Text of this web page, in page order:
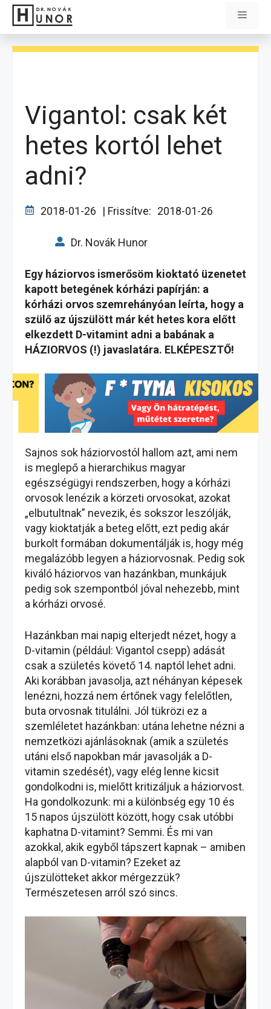
Kilépés
tartalomba
Menü
Vigantol: csak két
hetes kortól lehet
adni?
2018-01-26 | Frissítve: 2018-01-26
Dr. Novák Hunor
Egy háziorvos ismerősöm kioktató üzenetet
kapott betegének kórházi papírján: a
kórházi orvos szemrehányóan leírta, hogy a
szülő az újszülött már két hetes kora előtt
elkezdett D-vitamint adni a babának a
HÁZIORVOS (!) javaslatára. ELKÉPESZTŐ!
Sajnos sok háziorvostól hallom azt, ami nem
is meglepő a hierarchikus magyar
egészségügyi rendszerben, hogy a kórházi
orvosok lenézik a körzeti orvosokat, azokat
„elbutultnak” nevezik, és sokszor leszólják,
vagy kioktatják a beteg előtt, ezt pedig akár
burkolt formában dokumentálják is, hogy még
megalázóbb legyen a háziorvosnak. Pedig sok
kiváló háziorvos van hazánkban, munkájuk
pedig sok szempontból jóval nehezebb, mint
a kórházi orvosé.
Hazánkban mai napig elterjedt nézet, hogy a
D-vitamin (például: Vigantol csepp) adását
csak a születés követő 14. naptól lehet adni.
Aki korábban javasolja, azt néhányan képesek
lenézni, hozzá nem értőnek vagy felelőtlen,
buta orvosnak titulálni. Jól tükrözi ez a
szemléletet hazánkban: utána lehetne nézni a
nemzetközi ajánlásoknak (amik a születés
utáni első napokban már javasolják a D-
vitamin szedését), vagy elég lenne kicsit
gondolkodni is, mielőtt kritizáljuk a háziorvost.
Ha gondolkozunk: mi a különbség egy 10 és
15 napos újszülött között, hogy csak utóbbi
kaphatna D-vitamint? Semmi. És mi van
azokkal, akik egyből tápszert kapnak – amiben
alapból van D-vitamin? Ezeket az
újszülötteket akkor mérgezzük?
Természetesen arról szó sincs.